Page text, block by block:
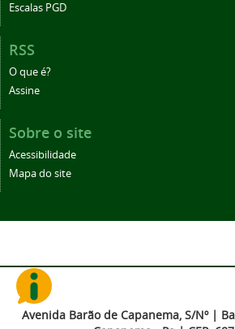
Escalas PGD
RSS
O que é?
Assine
Sobre o site
Acessibilidade
Mapa do site
Avenida Barão de Capanema, S/Nº |